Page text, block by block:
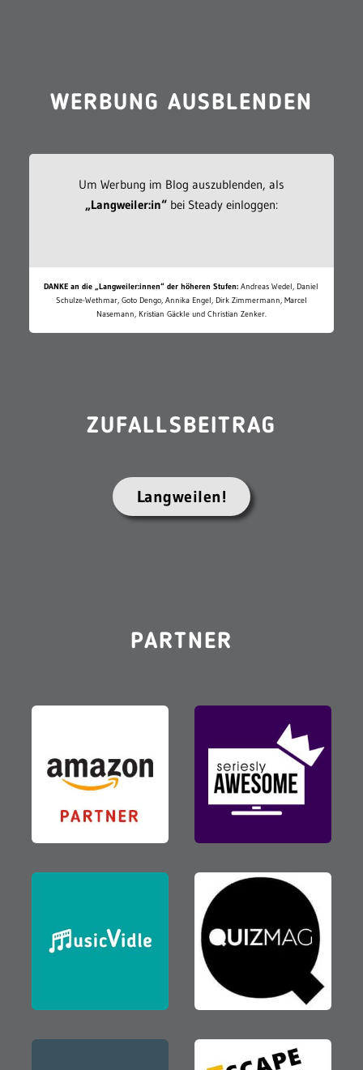
WERBUNG AUSBLENDEN
Um Werbung im Blog auszublenden, als
„Langweiler:in“bei Steady einloggen:
DANKE an die „Langweiler:innen“ der höheren Stufen: Andreas Wedel, Daniel
Schulze-Wethmar, Goto Dengo, Annika Engel, Dirk Zimmermann, Marcel
Nasemann, Kristian Gäckle und Christian Zenker.
ZUFALLSBEITRAG
Langweilen!
PARTNER